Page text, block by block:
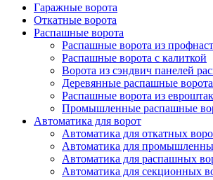
Гаражные ворота
Откатные ворота
Распашные ворота
Распашные ворота из
Распашные ворота с калиткой
Ворота из сэндвич панелей
Деревянные распашные ворота
Распашные ворота из
Промышленные распашные
Автоматика для ворот
Автоматика для откатных
Автоматика для
Автоматика для распашных
Автоматика для секционных